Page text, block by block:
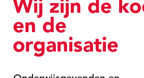
Wij zijn de
en de
organisatie